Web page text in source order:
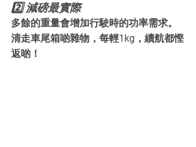
2️⃣ 減磅最實際
多餘的重量會增加行駛時的功率需求。
清走車尾箱啲雜物，每輕1kg，續航都慳
返啲！